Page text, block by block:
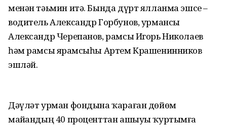
менән тәьмин итә. Бында дүрт ялланма эшсе –
водитель Александр Горбунов, урмансы
Александр Черепанов, рамсы Игорь Николаев
һәм рамсы ярҙамсыһы Артем Крашенинников
эшләй.
Дәүләт урман фондына ҡараған дөйөм
майҙандың 40 проценттан ашыуы ҡуртымға